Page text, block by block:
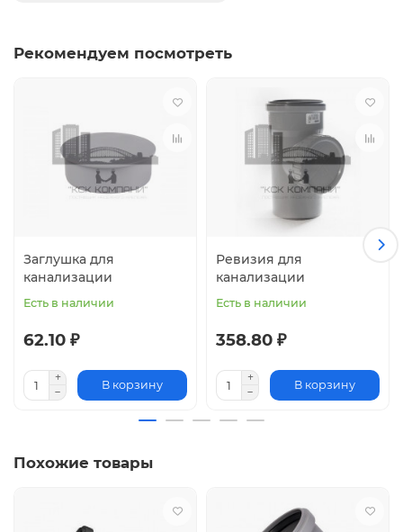
Рекомендуем посмотреть
Заглушка для
канализации
Есть в наличии
62.10 ₽
В корзину
Ревизия для
канализации
Есть в наличии
358.80 ₽
В корзину
Похожие товары